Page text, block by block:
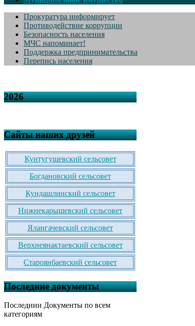
Прокуратура информирует
Противодействие коррупции
Безопасность населения
МЧС напоминает!
Поддержка предпринимательства
Перепись населения
2026
Сайты наших друзей
Кунтугушевский сельсовет
Богдановский сельсовет
Кундашлинский сельсовет
Нижнекарышевский сельсовет
Ялангачевский сельсовет
Верхнеянактаевский сельсовет
Староянбаевский сельсовет
Последние документы
Последнии Документы по всем
категориям